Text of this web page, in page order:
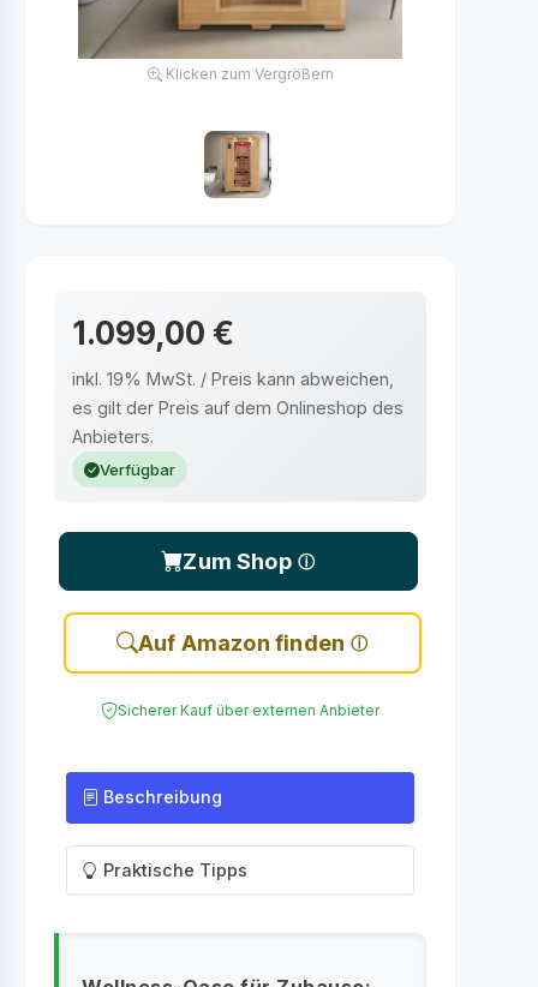
Klicken zum Vergrößern
1.099,00 €
inkl. 19% MwSt. / Preis kann abweichen,
es gilt der Preis auf dem Onlineshop des
Anbieters.
Verfügbar
Zum Shop
Auf Amazon finden
Sicherer Kauf über externen Anbieter
Beschreibung
Praktische Tipps